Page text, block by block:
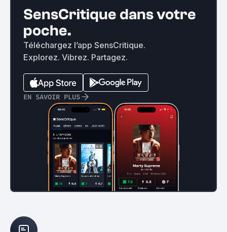
SensCritique dans votre
poche.
Téléchargez l’app SensCritique.
Explorez. Vibrez. Partagez.
EN SAVOIR PLUS